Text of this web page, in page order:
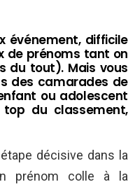
événement, difficile
de prénoms tant on
du tout). Mais vous
des camarades de
ou adolescent
du classement,
décisive dans la
prénom colle à la